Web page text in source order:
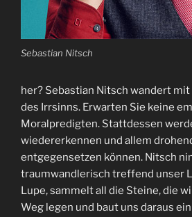
Sebastian Nitsch
her? Sebastian Nitsch wandert mit
des Irrsinns. Erwarten Sie keine
Moralpredigten. Stattdessen
wiedererkennen und allem
entgegensetzen können. Nitsch
traumwandlerisch treffend unser
Lupe, sammelt all die Steine, die
Weg legen und baut uns daraus